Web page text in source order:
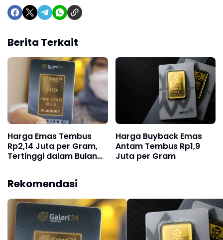
Berita Terkait
Harga Emas Tembus
Rp2,14 Juta per Gram,
Tertinggi dalam Bulan
Harga Buyback Emas
Antam Tembus Rp1,9
Juta per Gram
Rekomendasi